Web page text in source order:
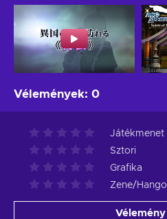
Vélemények: 0
Játékmenet
Sztori
Grafika
Zene/